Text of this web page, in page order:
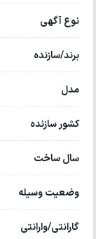
نوع آگهی
برند/سازنده
مدل
کشور سازنده
سال ساخت
وضعیت وسیله
گارانتی/وارانتی